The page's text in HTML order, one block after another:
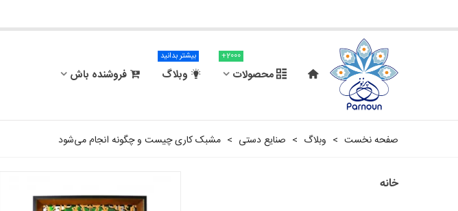
محصولات
2000+
وبلاگ
بیشتر بدانید
فروشنده باش
صفحه نخست > وبلاگ > صنایع دستی > مشبک کاری چیست و چگونه انجام می‌شود
خانه